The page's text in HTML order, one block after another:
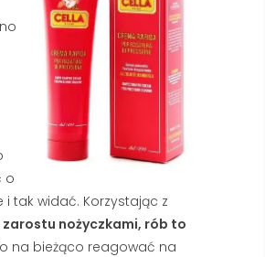
z
137890 wyświetlenia
Golenie maszynką na
sprawdzony sposób na
usunięcie zarostu,
kosztów codziennej...
Czytaj dalej
o
tak widać. Korzystając z
nożyczkami, rób to
na bieżąco reagować na